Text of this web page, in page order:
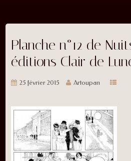
Planche n°12 de
éditions Clair de
25 février 2015 Artoupan